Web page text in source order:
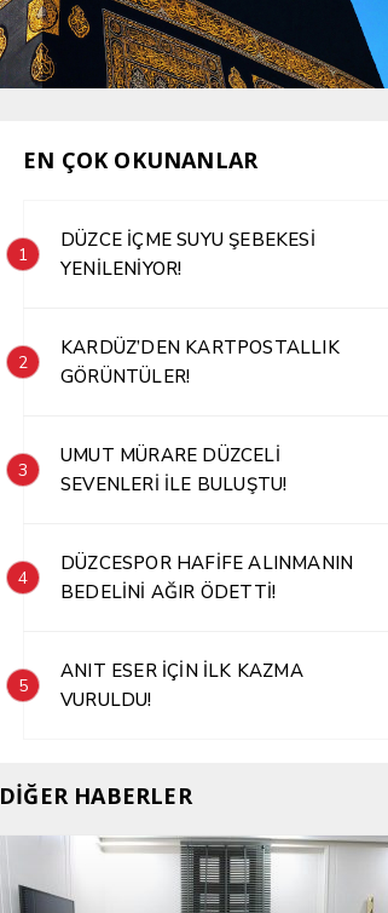
EN ÇOK OKUNANLAR
1
DÜZCE İÇME SUYU ŞEBEKESİ
YENİLENİYOR!
2
KARDÜZ’DEN KARTPOSTALLIK
GÖRÜNTÜLER!
3
UMUT MÜRARE DÜZCELİ
SEVENLERİ İLE BULUŞTU!
4
DÜZCESPOR HAFİFE ALINMANIN
BEDELİNİ AĞIR ÖDETTİ!
5
ANIT ESER İÇİN İLK KAZMA
VURULDU!
DİĞER HABERLER